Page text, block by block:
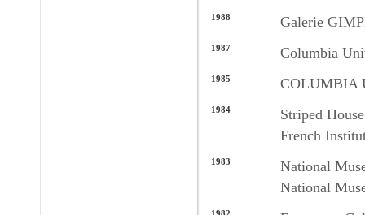
1988 Galerie
1987 Columbia
1985 COLUMBIA
1984
Striped
French
1983
National
National